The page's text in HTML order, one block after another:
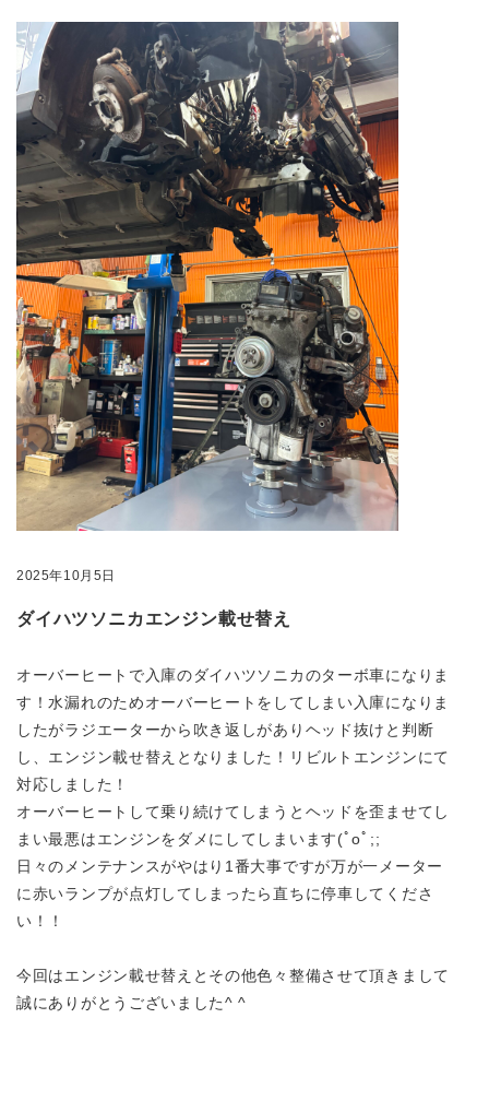
2025年10月5日
ダイハツソニカエンジン載せ替え
オーバーヒートで入庫のダイハツソニカのターボ車になりま
す！水漏れのためオーバーヒートをしてしまい入庫になりま
したがラジエーターから吹き返しがありヘッド抜けと判断
し、エンジン載せ替えとなりました！リビルトエンジンにて
対応しました！
オーバーヒートして乗り続けてしまうとヘッドを歪ませてし
まい最悪はエンジンをダメにしてしまいます(ﾟoﾟ;;
日々のメンテナンスがやはり1番大事ですが万が一メーター
に赤いランプが点灯してしまったら直ちに停車してくださ
い！！
今回はエンジン載せ替えとその他色々整備させて頂きまして
誠にありがとうございました^ ^